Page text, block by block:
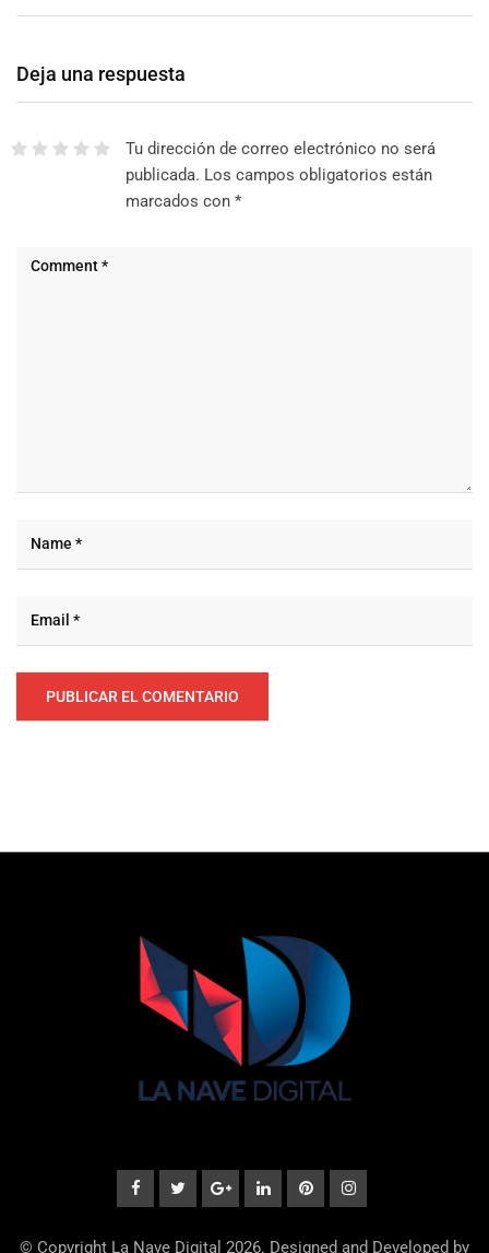
Deja una respuesta
Tu dirección de correo electrónico no será
publicada. Los campos obligatorios están
marcados con *
© Copyright La Nave Digital 2026. Designed and Developed by